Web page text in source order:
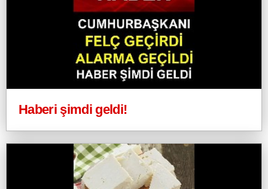
Haberi şimdi geldi!